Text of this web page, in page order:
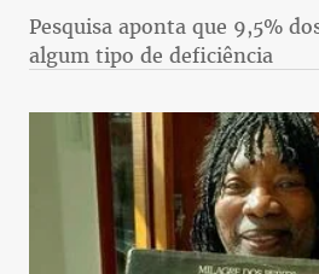
Pesquisa aponta que 9,5%
algum tipo de deficiência